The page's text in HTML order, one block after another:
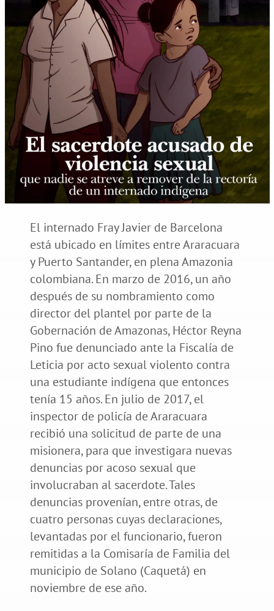
El internado Fray Javier de Barcelona
está ubicado en límites entre Araracuara
y Puerto Santander, en plena Amazonia
colombiana. En marzo de 2016, un año
después de su nombramiento como
director del plantel por parte de la
Gobernación de Amazonas, Héctor Reyna
Pino fue denunciado ante la Fiscalía de
Leticia por acto sexual violento contra
una estudiante indígena que entonces
tenía 15 años. En julio de 2017, el
inspector de policía de Araracuara
recibió una solicitud de parte de una
misionera, para que investigara nuevas
denuncias por acoso sexual que
involucraban al sacerdote. Tales
denuncias provenían, entre otras, de
cuatro personas cuyas declaraciones,
levantadas por el funcionario, fueron
remitidas a la Comisaría de Familia del
municipio de Solano (Caquetá) en
noviembre de ese año.